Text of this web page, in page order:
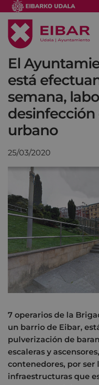
El
está
semana,
urbano
25/03/2020
7 operarios de la
un barrio de Eibar,
pulverización de
escaleras y
contenedores, por ser
infraestructuras que